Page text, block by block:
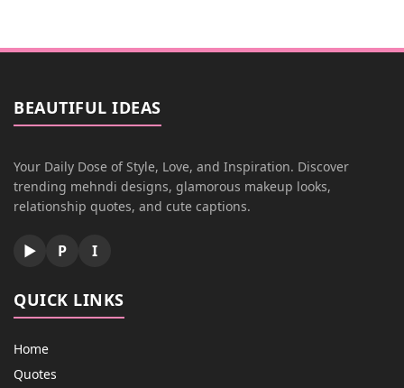
BEAUTIFUL IDEAS
Your Daily Dose of Style, Love, and Inspiration. Discover
trending mehndi designs, glamorous makeup looks,
relationship quotes, and cute captions.
▶ P I
QUICK LINKS
Home
Quotes